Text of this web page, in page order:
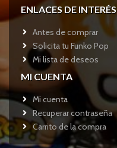
ENLACES DE INTERÉS
Antes de comprar
Solicita tu Funko Pop
Mi lista de deseos
MI CUENTA
Mi cuenta
Recuperar contraseña
Carrito de la compra